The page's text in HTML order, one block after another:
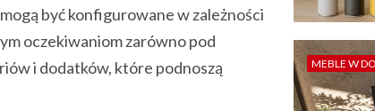
być konfigurowane w zależności
oczekiwaniom zarówno pod
i dodatków, które podnoszą
MEBLE W